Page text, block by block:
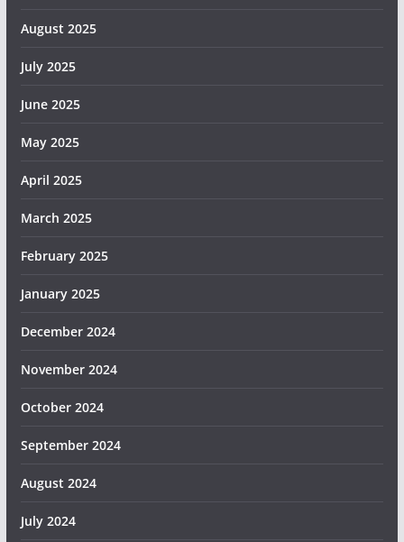
August 2025
July 2025
June 2025
May 2025
April 2025
March 2025
February 2025
January 2025
December 2024
November 2024
October 2024
September 2024
August 2024
July 2024